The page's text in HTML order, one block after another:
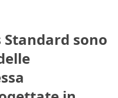
Standard sono